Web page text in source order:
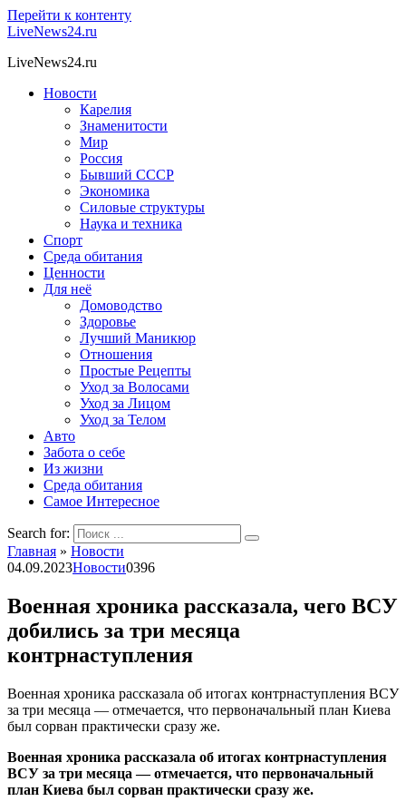
Перейти к контенту
LiveNews24.ru
LiveNews24.ru
Новости
Карелия
Знаменитости
Мир
Россия
Бывший СССР
Экономика
Силовые структуры
Наука и техника
Спорт
Среда обитания
Ценности
Для неё
Домоводство
Здоровье
Лучший Маникюр
Отношения
Простые Рецепты
Уход за Волосами
Уход за Лицом
Уход за Телом
Авто
Забота о себе
Из жизни
Среда обитания
Самое Интересное
Search for:
Главная » Новости
04.09.2023Новости0396
Военная хроника рассказала, чего ВСУ
добились за три месяца
контрнаступления
Военная хроника рассказала об итогах контрнаступления ВСУ
за три месяца — отмечается, что первоначальный план Киева
был сорван практически сразу же.
Военная хроника рассказала об итогах контрнаступления
ВСУ за три месяца — отмечается, что первоначальный
план Киева был сорван практически сразу же.